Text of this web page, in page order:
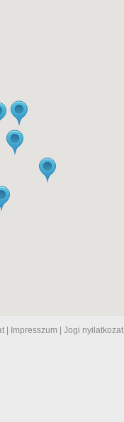
Impresszum Jogi nyilatkozat